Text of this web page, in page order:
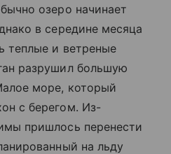
озеро начинает
в середине месяца
теплые и ветреные
разрушил большую
море, который
с берегом. Из-
пришлось перенести
на льду